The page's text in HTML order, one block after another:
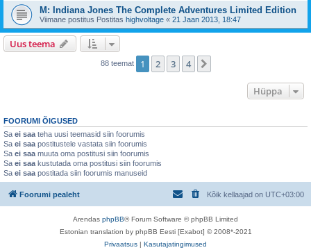
M: Indiana Jones The Complete Adventures Limited Edition
Viimane postitus Postitas highvoltage « 21 Jaan 2013, 18:47
Uus teema
88 teemat 1 2 3 4
Hüppa
FOORUMI ÕIGUSED
Sa ei saa teha uusi teemasid siin foorumis
Sa ei saa postitustele vastata siin foorumis
Sa ei saa muuta oma postitusi siin foorumis
Sa ei saa kustutada oma postitusi siin foorumis
Sa ei saa postitada siin foorumis manuseid
Foorumi pealeht Kõik kellaajad on UTC+03:00
Arendas phpBB® Forum Software © phpBB Limited
Estonian translation by phpBB Eesti [Exabot] © 2008*-2021
Privaatsus | Kasutajatingimused